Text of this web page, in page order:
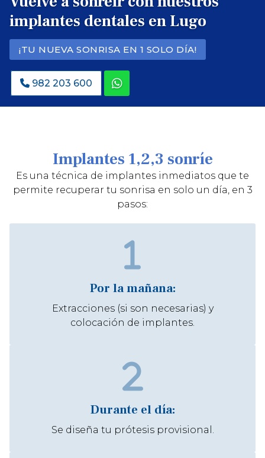
implantes dentales en Lugo
¡TU NUEVA SONRISA EN 1 SOLO DÍA!
982 203 600
Implantes 1,2,3 sonríe
Es una técnica de implantes inmediatos que te
permite recuperar tu sonrisa en solo un día, en 3
pasos:
Por la mañana:
Extracciones (si son necesarias) y
colocación de implantes.
Durante el día:
Se diseña tu prótesis provisional.